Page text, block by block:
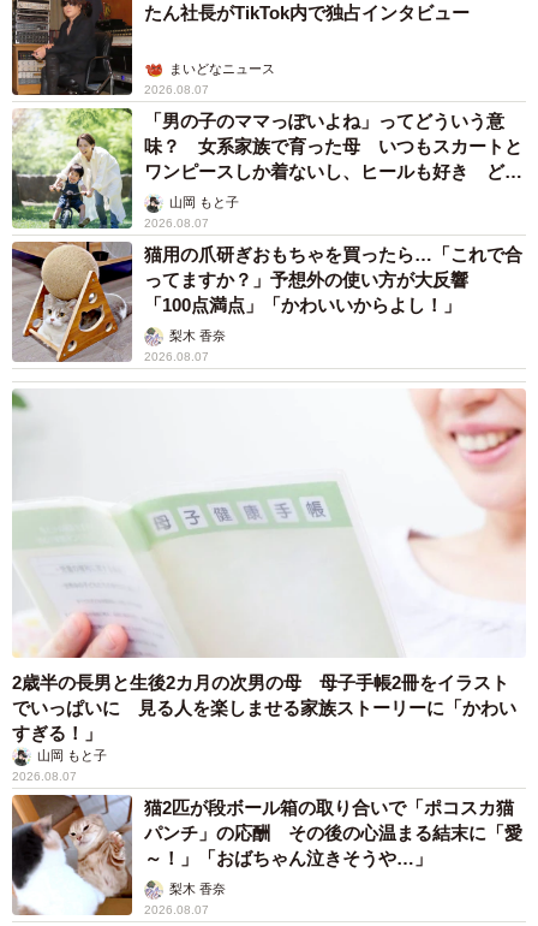
たん社長がTikTok内で独占インタビュー
まいどなニュース
2026.08.07
「男の子のママっぽいよね」ってどういう意
味？ 女系家族で育った母 いつもスカートと
ワンピースしか着ないし、ヒールも好き どの
へんが…
山岡 もと子
2026.08.07
猫用の爪研ぎおもちゃを買ったら…「これで合
ってますか？」予想外の使い方が大反響
「100点満点」「かわいいからよし！」
梨木 香奈
2026.08.07
2歳半の長男と生後2カ月の次男の母 母子手帳2冊をイラスト
でいっぱいに 見る人を楽しませる家族ストーリーに「かわい
すぎる！」
山岡 もと子
2026.08.07
猫2匹が段ボール箱の取り合いで「ポコスカ猫
パンチ」の応酬 その後の心温まる結末に「愛
～！」「おばちゃん泣きそうや…」
梨木 香奈
2026.08.07